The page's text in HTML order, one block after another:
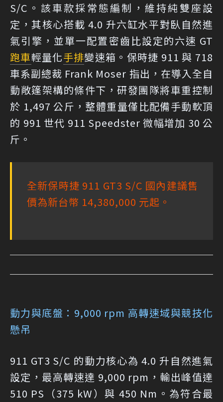
S/C。該車款採常態編制，維持純雙座設
定，其核心搭載 4.0 升六缸水平對臥自然進
氣引擎，並單一配置密齒比設定的六速 GT
跑車輕量化手排變速箱。保時捷 911 與 718
車系副總裁 Frank Moser 指出，在導入全自
動敞篷架構的條件下，研發團隊將車重控制
於 1,497 公斤，整體重量僅比配備手動軟頂
的 991 世代 911 Speedster 微幅增加 30 公
斤。
全新保時捷 911 GT3 S/C 國內建議售
價為新台幣 14,380,000 元起。
動力與底盤：9,000 rpm 高轉速域與競技化
懸吊
911 GT3 S/C 的動力核心為 4.0 升自然進氣
設定，最高轉速達 9,000 rpm，輸出峰值達
510 PS（375 kW）與 450 Nm。為符合最